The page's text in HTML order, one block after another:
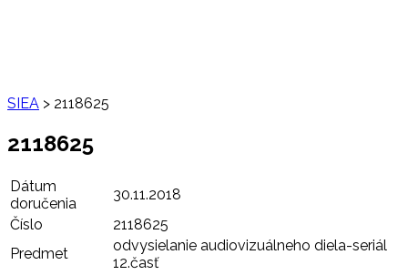
SIEA > 2118625
2118625
Dátum
doručenia
30.11.2018
Číslo
2118625
Predmet
odvysielanie audiovizuálneho diela-seriál
12.časť